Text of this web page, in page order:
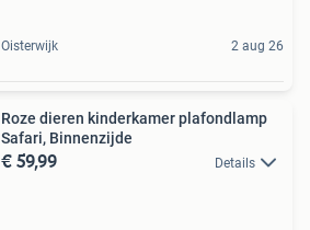
Oisterwijk 2 aug 26
Roze dieren kinderkamer plafondlamp
Safari, Binnenzijde
€ 59,99 Details